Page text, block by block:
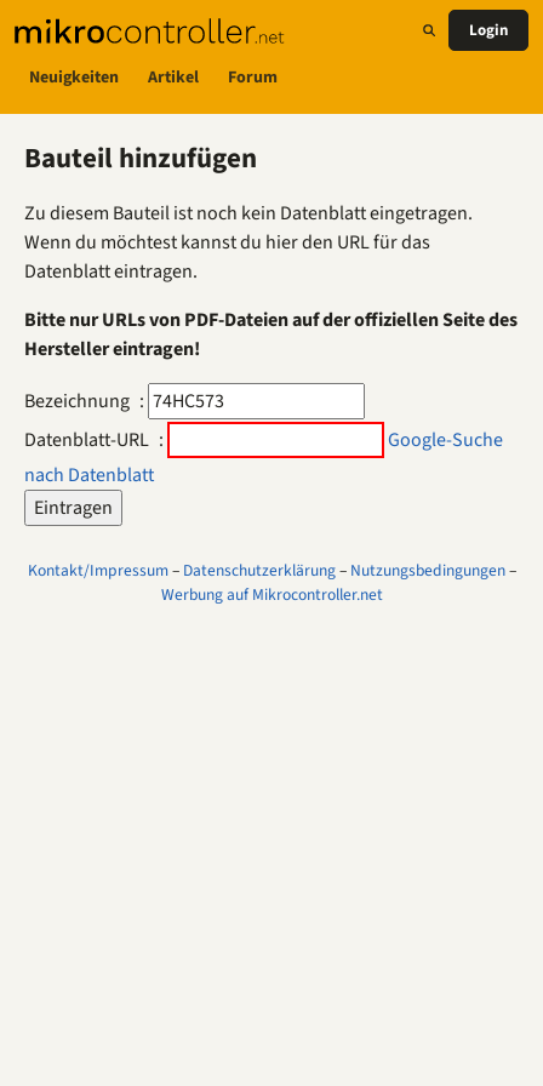
Neuigkeiten Artikel Forum
Login
Bauteil hinzufügen
Zu diesem Bauteil ist noch kein Datenblatt eingetragen.
Wenn du möchtest kannst du hier den URL für das
Datenblatt eintragen.
Bitte nur URLs von PDF-Dateien auf der offiziellen Seite des
Hersteller eintragen!
Bezeichnung :
Datenblatt-URL :
Google-Suche
nach Datenblatt
Kontakt/Impressum– Datenschutzerklärung– Nutzungsbedingungen–
Werbung auf Mikrocontroller.net